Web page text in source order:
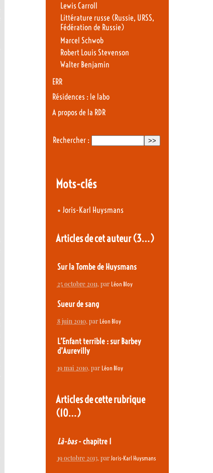
Lewis Carroll
Littérature russe (Russie, URSS,
Fédération de Russie)
Marcel Schwob
Robert Louis Stevenson
Walter Benjamin
ERR
Résidences : le labo
A propos de la RDR
Rechercher :
Mots-clés
• Joris-Karl Huysmans
Articles de cet auteur(3…)
Sur la Tombe de Huysmans
25 octobre 2011, par Léon Bloy
Sueur de sang
8 juin 2010, par Léon Bloy
L’Enfant terrible : sur Barbey
d’Aurevilly
19 mai 2010, par Léon Bloy
Articles de cette rubrique
(10…)
Là-bas- chapitre 1
19 octobre 2013, par Joris-Karl Huysmans